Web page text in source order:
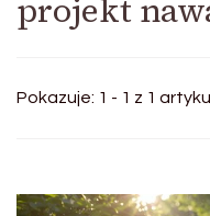
projekt
Pokazuje: 1 - 1 z 1